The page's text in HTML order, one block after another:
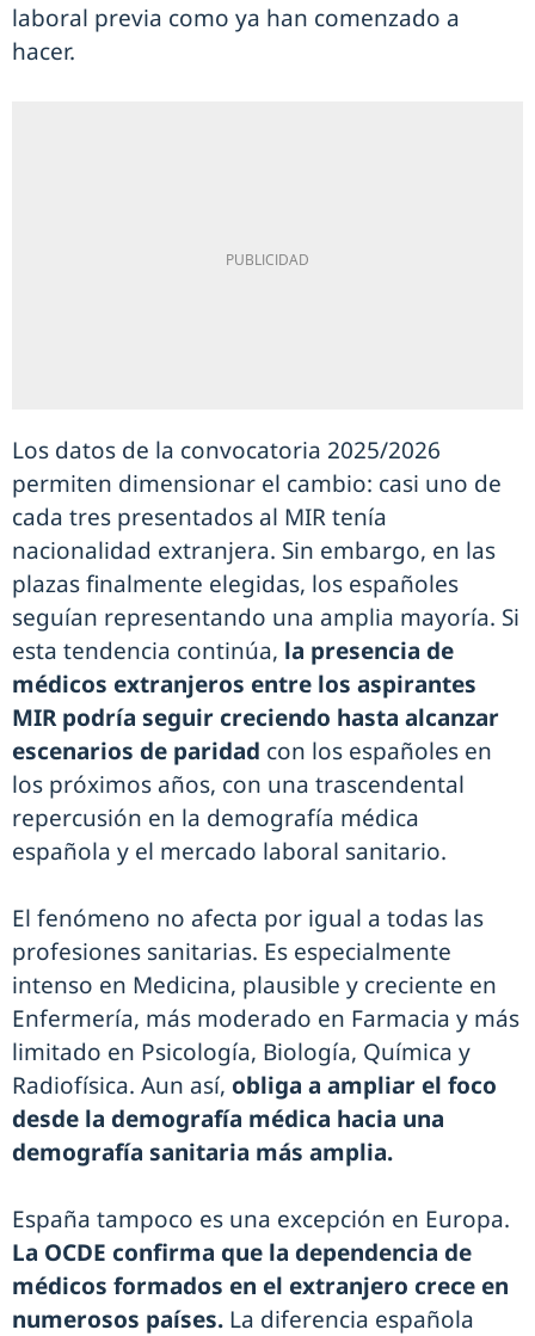
laboral previa como ya han comenzado a
hacer.
Los datos de la convocatoria 2025/2026
permiten dimensionar el cambio: casi uno de
cada tres presentados al MIR tenía
nacionalidad extranjera. Sin embargo, en las
plazas finalmente elegidas, los españoles
seguían representando una amplia mayoría. Si
esta tendencia continúa, la presencia de
médicos extranjeros entre los aspirantes
MIR podría seguir creciendo hasta alcanzar
escenarios de paridad con los españoles en
los próximos años, con una trascendental
repercusión en la demografía médica
española y el mercado laboral sanitario.
El fenómeno no afecta por igual a todas las
profesiones sanitarias. Es especialmente
intenso en Medicina, plausible y creciente en
Enfermería, más moderado en Farmacia y más
limitado en Psicología, Biología, Química y
Radiofísica. Aun así, obliga a ampliar el foco
desde la demografía médica hacia una
demografía sanitaria más amplia.
España tampoco es una excepción en Europa.
La OCDE confirma que la dependencia de
médicos formados en el extranjero crece en
numerosos países. La diferencia española